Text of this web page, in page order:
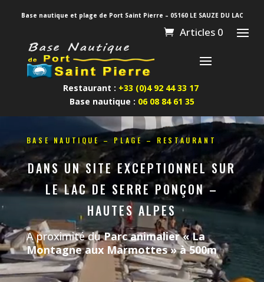
Base nautique et plage de Port Saint Pierre – 05160 LE SAUZE DU LAC
Articles 0
Restaurant : +33 (0)4 92 44 33 17
Base nautique : 06 08 84 61 35
PSP
BASE NAUTIQUE – PLAGE – RESTAURANT
DANS UN SITE EXCEPTIONNEL SUR
LE LAC DE SERRE PONÇON –
HAUTES ALPES
A proximité duParc animalier « La
Montagne aux Marmottes » à 500m